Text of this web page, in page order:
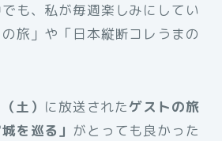
も、私が毎週楽しみにしてい
旅」や「日本縦断コレうまの
土） に放送されたゲストの旅
を巡る」 がとっても良かった